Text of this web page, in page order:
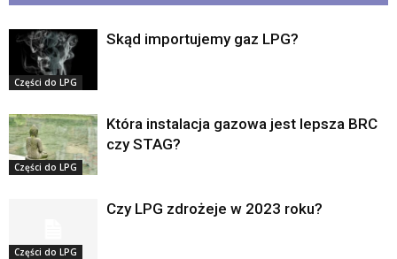
Części do LPG
Skąd importujemy gaz LPG?
Części do LPG
Która instalacja gazowa jest lepsza BRC
czy STAG?
Części do LPG
Czy LPG zdrożeje w 2023 roku?